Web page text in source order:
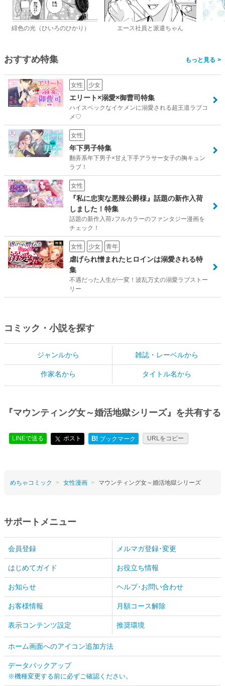
緋色の光（ひいろのひかり） エース社員と派遣ちゃん
おすすめ特集 >
女性 少女
エリート×溺愛×御曹司特集
ハイスペックなイケメンに溺愛される超王道ラブコ
メ♡
女性
年下男子特集
翻弄系年下男子×甘え下手アラサー女子の胸キュン
ラブ！
女性
『私に忠実な悪辣公爵様』話題の新作入荷
しました！特集
話題の新作入荷♪フルカラーのファンタジー漫画を
チェック！
女性 少女 青年
虐げられ憎まれたヒロインは溺愛される特
集
不遇だった人生が一変！波乱万丈の溺愛ラブストー
リー
コミック・小説を探す
ジャンルから 雑誌・レーベルから
作家名から タイトル名から
『マウンティング女～婚活地獄シリーズ』を共有する
LINEで送る ポスト B! ブックマーク URLをコピー
めちゃコミック 女性漫画 マウンティング女～婚活地獄シリーズ
サポートメニュー
会員登録 メルマガ登録･変更
はじめてガイド お役立ち情報
お知らせ ヘルプ･お問い合わせ
お客様情報 月額コース解除
表示コンテンツ設定 推奨環境
ホーム画面へのアイコン追加方法
データバックアップ
※機種変更する前に必ずご確認ください。